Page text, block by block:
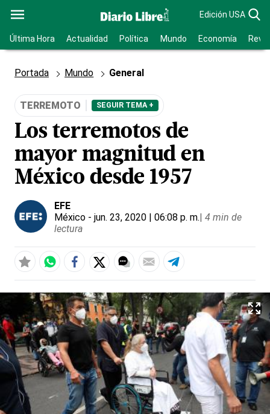
Edición USA
Última Hora Actualidad Política Mundo Economía
Portada Mundo General
TERREMOTO SEGUIR TEMA +
Los terremotos de
mayor magnitud en
México desde 1957
EFE
México - jun. 23, 2020 | 06:08 p. m.| 4 min de
lectura